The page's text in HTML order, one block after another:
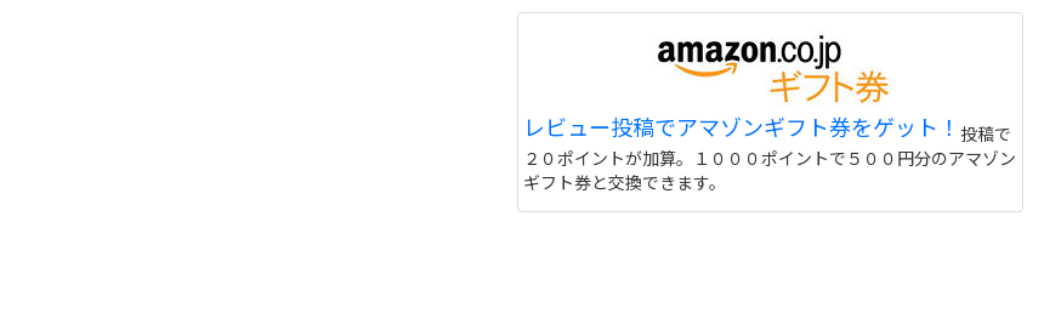
レビュー投稿でアマゾンギフト券をゲット！ 投稿で
２０ポイントが加算。１０００ポイントで５００円分のアマゾン
ギフト券と交換できます。